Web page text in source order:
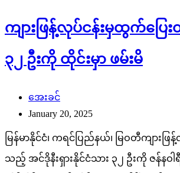
ကျားဖြန့်လုပ်ငန်းမှထွက်ပြေး
၃၂ ဦးကို ထိုင်းမှာ ဖမ်းမိ
အေးခင်
January 20, 2025
မြန်မာနိုင်ငံ၊ ကရင်ပြည်နယ်၊ မြဝတီကျားဖ
သည့် အင်ဒိုနီးရှားနိုင်ငံသား ၃၂ ဦးကို ဇန်န